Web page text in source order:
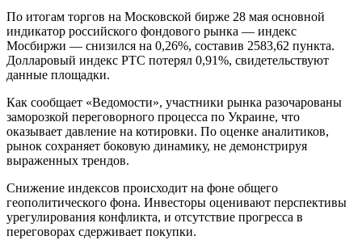
По итогам торгов на Московской бирже 28 мая основной
индикатор российского фондового рынка — индекс
Мосбиржи — снизился на 0,26%, составив 2583,62 пункта.
Долларовый индекс РТС потерял 0,91%, свидетельствуют
данные площадки.
Как сообщает «Ведомости», участники рынка разочарованы
заморозкой переговорного процесса по Украине, что
оказывает давление на котировки. По оценке аналитиков,
рынок сохраняет боковую динамику, не демонстрируя
выраженных трендов.
Снижение индексов происходит на фоне общего
геополитического фона. Инвесторы оценивают перспективы
урегулирования конфликта, и отсутствие прогресса в
переговорах сдерживает покупки.